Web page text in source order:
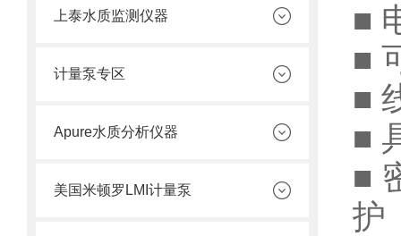
上泰水质监测仪器
计量泵专区
Apure水质分析仪器
美国米顿罗LMI计量泵
■
■
■
■
■
护